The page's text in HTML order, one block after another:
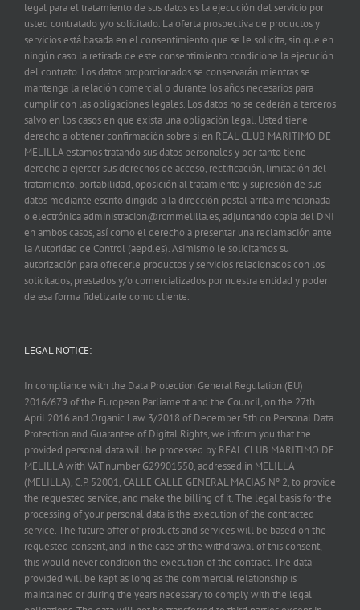
legal para el tratamiento de sus datos es la ejecución del servicio por
usted contratado y/o solicitado. La oferta prospectiva de productos y
servicios está basada en el consentimiento que se le solicita, sin que en
ningún caso la retirada de este consentimiento condicione la ejecución
del contrato. Los datos proporcionados se conservarán mientras se
mantenga la relación comercial o durante los años necesarios para
cumplir con las obligaciones legales. Los datos no se cederán a terceros
salvo en los casos en que exista una obligación legal. Usted tiene
derecho a obtener confirmación sobre si en REAL CLUB MARITIMO DE
MELILLA estamos tratando sus datos personales y por tanto tiene
derecho a ejercer sus derechos de acceso, rectificación, limitación del
tratamiento, portabilidad, oposición al tratamiento y supresión de sus
datos mediante escrito dirigido a la dirección postal arriba mencionada
o electrónica administracion@rcmmelilla.es, adjuntando copia del DNI
en ambos casos, así como el derecho a presentar una reclamación ante
la Autoridad de Control (aepd.es). Asimismo le solicitamos su
autorización para ofrecerle productos y servicios relacionados con los
solicitados, prestados y/o comercializados por nuestra entidad y poder
de esa forma fidelizarle como cliente.
LEGAL NOTICE:
In compliance with the Data Protection General Regulation (EU)
2016/679 of the European Parliament and the Council, on the 27th
April 2016 and Organic Law 3/2018 of December 5th on Personal Data
Protection and Guarantee of Digital Rights, we inform you that the
provided personal data will be processed by REAL CLUB MARITIMO DE
MELILLA with VAT number G29901550, addressed in MELILLA
(MELILLA), C.P. 52001, CALLE CALLE GENERAL MACIAS Nº 2, to provide
the requested service, and make the billing of it. The legal basis for the
processing of your personal data is the execution of the contracted
service. The future offer of products and services will be based on the
requested consent, and in the case of the withdrawal of this consent,
this would never condition the execution of the contract. The data
provided will be kept as long as the commercial relationship is
maintained or during the years necessary to comply with the legal